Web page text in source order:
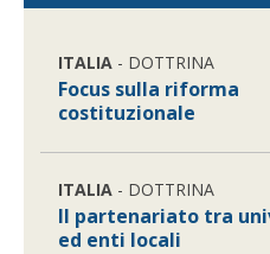
ITALIA - DOTTRINA
Focus sulla riforma
costituzionale
ITALIA - DOTTRINA
Il partenariato tra
ed enti locali